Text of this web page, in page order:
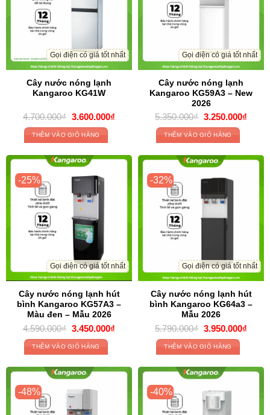
Gọi điện có giá tốt nhất
Cây nước nóng lạnh
Kangaroo KG41W
4.700.000₫ Original
price
was:
4.700.000₫.
3.600.000₫Current
3.600.000₫.
THÊM VÀO GIỎ HÀNG
Gọi điện có giá tốt nhất
Cây nước nóng lạnh
Kangaroo KG59A3 – New
2026
5.350.000₫ Original
price
was:
5.350.000₫.
3.250.000₫
THÊM VÀO GIỎ HÀNG
-25%
Gọi điện có giá tốt nhất
Cây nước nóng lạnh hút
bình Kangaroo KG57A3 –
Màu đen – Mẫu 2026
4.590.000₫ Original
price
was:
4.590.000₫.
3.450.000₫Current
3.450.000₫.
THÊM VÀO GIỎ HÀNG
-32%
Gọi điện có giá tốt nhất
Cây nước nóng lạnh hút
bình Kangaroo KG64a3 –
Mẫu 2026
5.790.000₫ Original
price
was:
5.790.000₫.
3.950.000₫
THÊM VÀO GIỎ HÀNG
-48% -40%